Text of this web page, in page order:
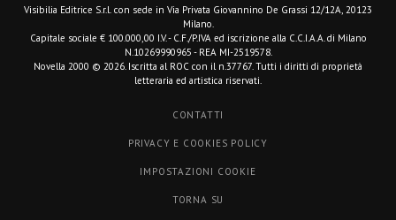
Visibilia Editrice S.r.l. con sede in Via Privata Giovannino De Grassi 12/12A, 20123
Milano.
Capitale sociale € 100.000,00 I.V. - C.F./P.IVA ed iscrizione alla C.C.I.A.A. di Milano
N.10269990965 - REA MI-2519578.
Novella 2000 © 2026. Iscritta al ROC con il n.37767. Tutti i diritti di proprietà
letteraria ed artistica riservati.
CONTATTI
PRIVACY E COOKIES POLICY
IMPOSTAZIONI COOKIE
TORNA SU